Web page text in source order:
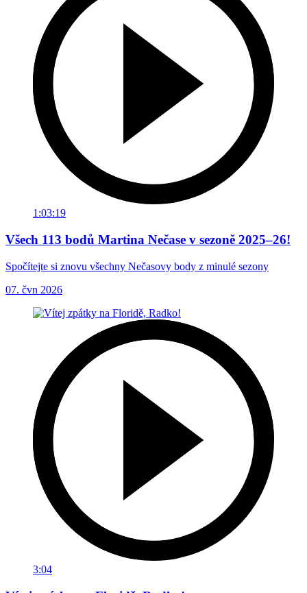
1:03:19
Všech 113 bodů Martina Nečase v sezoně 2025–26!
Spočítejte si znovu všechny Nečasovy body z minulé sezony
07. čvn 2026
3:04